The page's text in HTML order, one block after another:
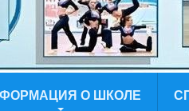
О ШКОЛЕ